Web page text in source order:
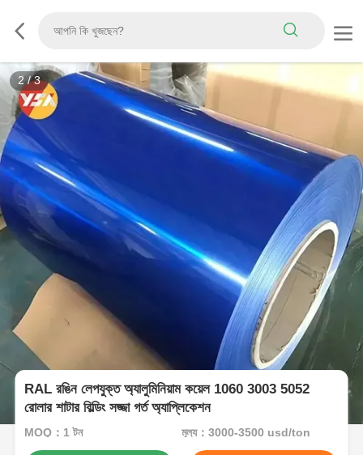
3/3
RAL রঙিন লেপযুক্ত অ্যালুমিনিয়াম কয়েল 1060 3003 5052
রোলার শাটার বিল্ডিং সজ্জা গর্ত অ্যাপ্লিকেশন
MOQ：1 টন মূল্য：3000-3500 usd/ton